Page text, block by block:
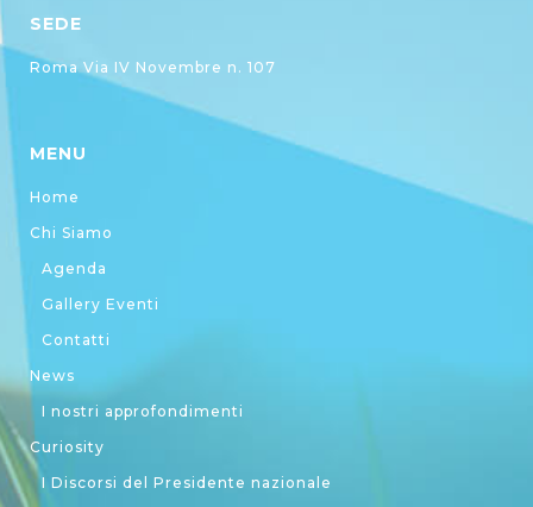
SEDE
Roma Via IV Novembre n. 107
MENU
Home
Chi Siamo
Agenda
Gallery Eventi
Contatti
News
I nostri approfondimenti
Curiosity
I Discorsi del Presidente nazionale